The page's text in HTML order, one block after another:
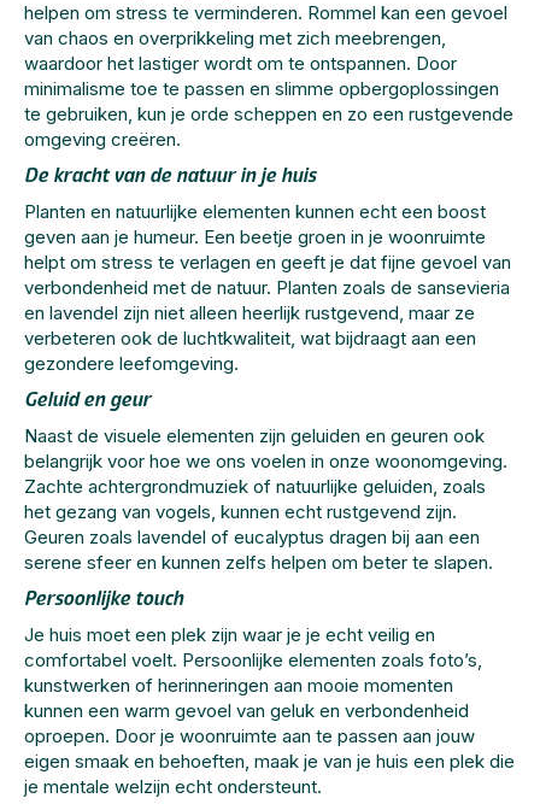
helpen om stress te verminderen. Rommel kan een gevoel
van chaos en overprikkeling met zich meebrengen,
waardoor het lastiger wordt om te ontspannen. Door
minimalisme toe te passen en slimme opbergoplossingen
te gebruiken, kun je orde scheppen en zo een rustgevende
omgeving creëren.
De kracht van de natuur in je huis
Planten en natuurlijke elementen kunnen echt een boost
geven aan je humeur. Een beetje groen in je woonruimte
helpt om stress te verlagen en geeft je dat fijne gevoel van
verbondenheid met de natuur. Planten zoals de sansevieria
en lavendel zijn niet alleen heerlijk rustgevend, maar ze
verbeteren ook de luchtkwaliteit, wat bijdraagt aan een
gezondere leefomgeving.
Geluid en geur
Naast de visuele elementen zijn geluiden en geuren ook
belangrijk voor hoe we ons voelen in onze woonomgeving.
Zachte achtergrondmuziek of natuurlijke geluiden, zoals
het gezang van vogels, kunnen echt rustgevend zijn.
Geuren zoals lavendel of eucalyptus dragen bij aan een
serene sfeer en kunnen zelfs helpen om beter te slapen.
Persoonlijke touch
Je huis moet een plek zijn waar je je echt veilig en
comfortabel voelt. Persoonlijke elementen zoals foto’s,
kunstwerken of herinneringen aan mooie momenten
kunnen een warm gevoel van geluk en verbondenheid
oproepen. Door je woonruimte aan te passen aan jouw
eigen smaak en behoeften, maak je van je huis een plek die
je mentale welzijn echt ondersteunt.